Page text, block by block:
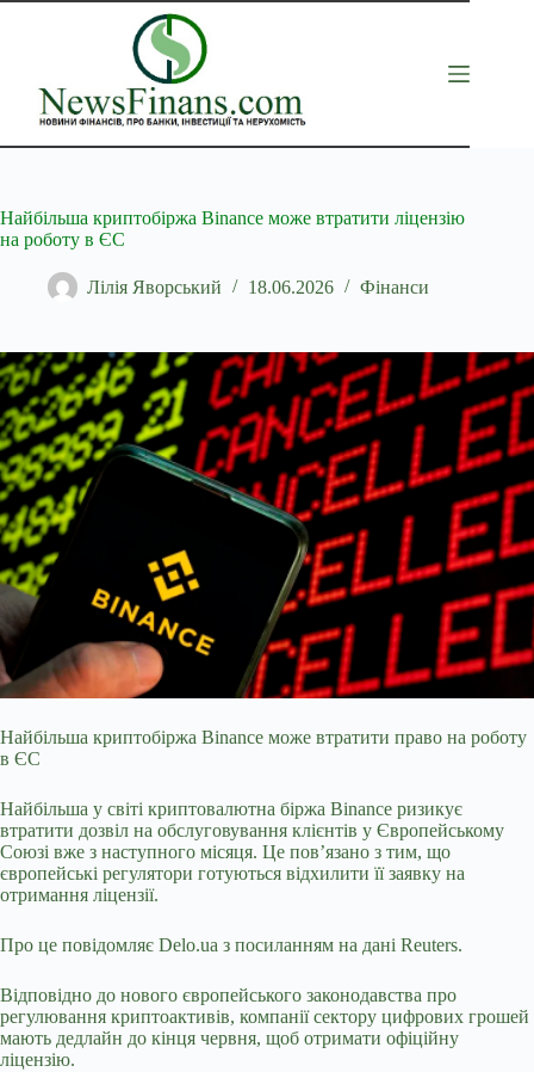
Перейти
Найбільша криптобіржа Binance може втратити ліцензію
на роботу в ЄС
Лілія Яворський 18.06.2026 Фінанси
Найбільша криптобіржа Binance може втратити право на роботу
в ЄС
Найбільша у світі криптовалютна біржа Binance ризикує
втратити дозвіл на обслуговування клієнтів у Європейському
Союзі вже з наступного місяця. Це пов’язано з тим, що
європейські регулятори готуються відхилити її заявку на
отримання ліцензії.
Про це повідомляє Delo.ua з посиланням на дані Reuters.
Відповідно до нового європейського законодавства про
регулювання криптоактивів, компанії сектору цифрових грошей
мають дедлайн до кінця червня, щоб отримати офіційну
ліцензію.